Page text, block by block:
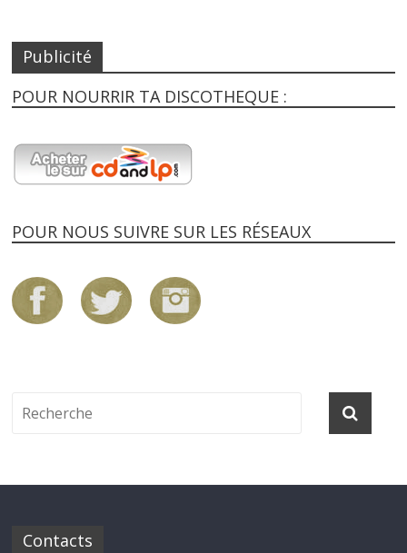
Publicité
POUR NOURRIR TA DISCOTHEQUE :
POUR NOUS SUIVRE SUR LES RÉSEAUX
Contacts